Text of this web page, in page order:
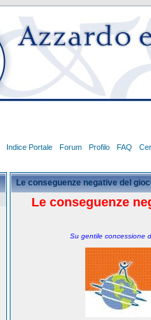
Indice Portale Forum Profilo FAQ
Le conseguenze negative del
Le conseguenze
Su gentile concessione